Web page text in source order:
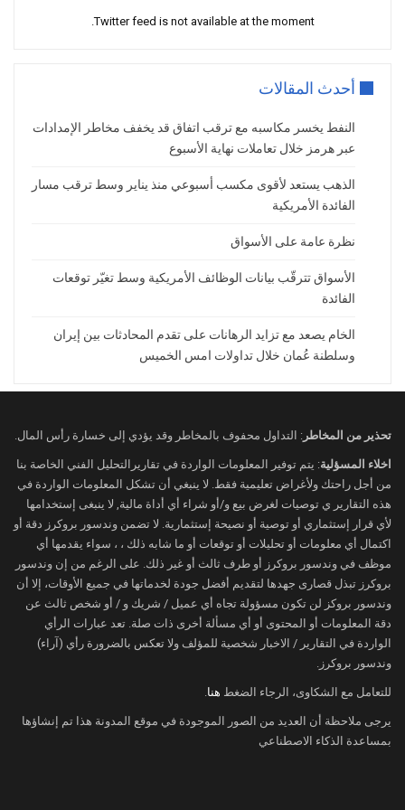
الأسواق المالية تقيّم احتمالات الحرب والسلام بين
أميركا وإيران.
وانخفضت أسعار الذهب بالتزامن مع توقعات رفع
الفائدة وصعود عوائد السندات.
وبالنسبة للدولار الأمريكي، حقق بعض المكاسب
إذا ارتفع التضخّم.
وارتفعت أسعار النفط اليوم بالتزامن مع عدم يقين
حيال مستقبل الشحن عبر مضيق هرمز.
مؤشرات الأسهم الأمريكية وارتفاع مثيلتها الأوروبية.
لأن الأسواق المالية تقيّم احتمالات
الحرب والسلام، تذبذب ملموس
محتمل
الأسواق المالية تقيّم احتمالات الحرب والسلام بين
الولايات المتحدّة وإيران بالتزامن مع تأثير الحرب على
إمدادات الطاقة.
فأي أنباء عن إعادة فتح مضيق هرمز قد يعيد الثقة
بالأسواق المالية، مما قد يدفع الأسهم للارتفاع.
كما قد ترتفع أسعار الذهب مستفيدة من انخفاض
تسعير الأسواق لرفع الفائدة.
أما بالنسبة للدولار الأمريكي، فربما سيشهد تراجعاً
بالتزامن مع انخفاض طلب الملاذ الآمن.
ربما يهمّك أيضاً:
Twitter feed is not available at the moment.
أحدث المقالات
النفط يخسر مكاسبه مع ترقب اتفاق قد يخفف مخاطر الإمدادات
عبر هرمز خلال تعاملات نهاية الأسبوع
الذهب يستعد لأقوى مكسب أسبوعي منذ يناير وسط ترقب مسار
الفائدة الأمريكية
نظرة عامة على الأسواق
الأسواق تترقّب بيانات الوظائف الأمريكية وسط تغيّر توقعات
الفائدة
الخام يصعد مع تزايد الرهانات على تقدم المحادثات بين إيران
وسلطنة عُمان خلال تداولات امس الخميس
تحذير من المخاطر : التداول محفوف بالمخاطر وقد يؤدي إلى خسارة رأس المال.
اخلاء المسؤلية: يتم توفير المعلومات الواردة في تقاريرالتحليل الفني الخاصة بنا
من أجل راحتك ولأغراض تعليمية فقط. لا ينبغي أن تشكل المعلومات الواردة في
هذه التقارير ي توصيات لغرض بيع و/أو شراء أي أداة مالية, لا ينبغى إستخدامها
لأي قرار إستثماري أو توصية أو نصيحة إستثمارية. لا تضمن وندسور بروكرز دقة أو
اكتمال أي معلومات أو تحليلات أو توقعات أو ما شابه ذلك ، ، سواء يقدمها أي
موظف في وندسور بروكرز أو طرف ثالث أو غير ذلك. على الرغم من إن وندسور
بروكرز تبذل قصارى جهدها لتقديم أفضل جودة لخدماتها في جميع الأوقات، إلا أن
وندسور بروكز لن تكون مسؤولة تجاه أي عميل / شريك و / أو شخص ثالث عن
دقة المعلومات أو المحتوى أو أي مسألة أخرى ذات صلة. تعد عبارات الرأي
الواردة في التقارير / الاخبار شخصية للمؤلف ولا تعكس بالضرورة رأي (آراء)
وندسور بروكرز.
للتعامل مع الشكاوى، الرجاء الضغط هنا
يرجى ملاحظة أن العديد من الصور الموجودة في موقع المدونة هذا تم إنشاؤها
بمساعدة الذكاء الاصطناعي